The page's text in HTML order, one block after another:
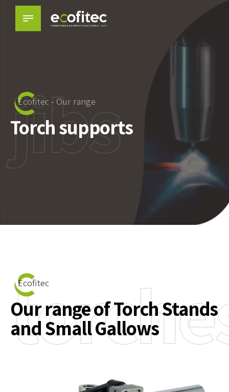
Ecofitec - Our range
Torch supports
jibs
Ecofitec
Our range of Torch Stands
and Small Gallows